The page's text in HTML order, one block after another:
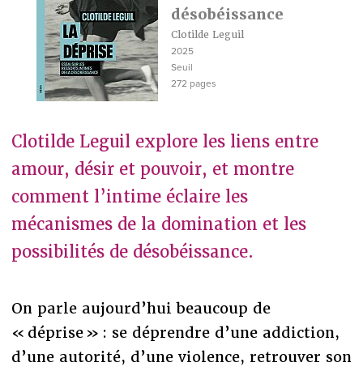
désobéissance
Clotilde Leguil
2025
Seuil
272 pages
Clotilde Leguil explore les liens entre
amour, désir et pouvoir, et montre
comment l’intime éclaire les
mécanismes de la domination et les
possibilités de désobéissance.
On parle aujourd’hui beaucoup de
« déprise » : se déprendre d’une addiction,
d’une autorité, d’une violence, retrouver son